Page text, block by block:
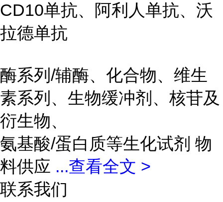
CD10单抗、阿利人单抗、沃
拉德单抗
酶系列/辅酶、化合物、维生
素系列、生物缓冲剂、核苷及
衍生物、
氨基酸/蛋白质等生化试剂 物
料供应 ...查看全文 >
联系我们